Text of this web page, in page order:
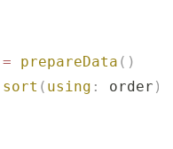
= prepareData ()
sort ( using : order )